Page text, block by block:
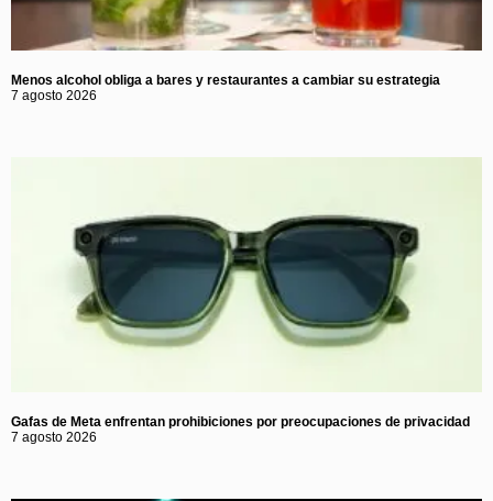
Menos alcohol obliga a bares y restaurantes a cambiar su estrategia
7 agosto 2026
Gafas de Meta enfrentan prohibiciones por preocupaciones de privacidad
7 agosto 2026